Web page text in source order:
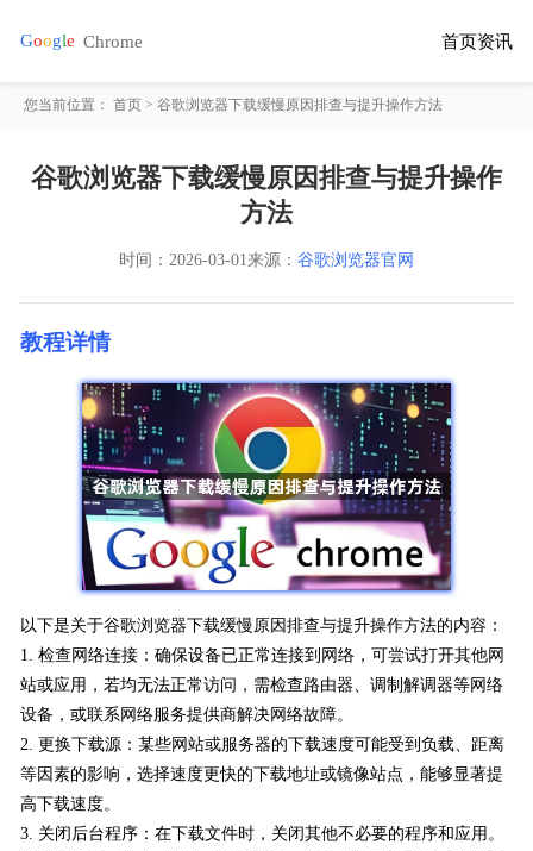
首页资讯
您当前位置：首页 > 谷歌浏览器下载缓慢原因排查与提升操作方法
谷歌浏览器下载缓慢原因排查与提升操作
方法
时间： 2026-03-01来源： 谷歌浏览器官网
教程详情
以下是关于谷歌浏览器下载缓慢原因排查与提升操作方法的内容：
1. 检查网络连接：确保设备已正常连接到网络，可尝试打开其他网
站或应用，若均无法正常访问，需检查路由器、调制解调器等网络
设备，或联系网络服务提供商解决网络故障。
2. 更换下载源：某些网站或服务器的下载速度可能受到负载、距离
等因素的影响，选择速度更快的下载地址或镜像站点，能够显著提
高下载速度。
3. 关闭后台程序：在下载文件时，关闭其他不必要的程序和应用。